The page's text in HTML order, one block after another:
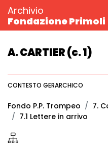
Archivio
Fondazione Primoli
A. CARTIER (c. 1)
CONTESTO GERARCHICO
Fondo P.P. Trompeo
7.
7.1 Lettere in arrivo